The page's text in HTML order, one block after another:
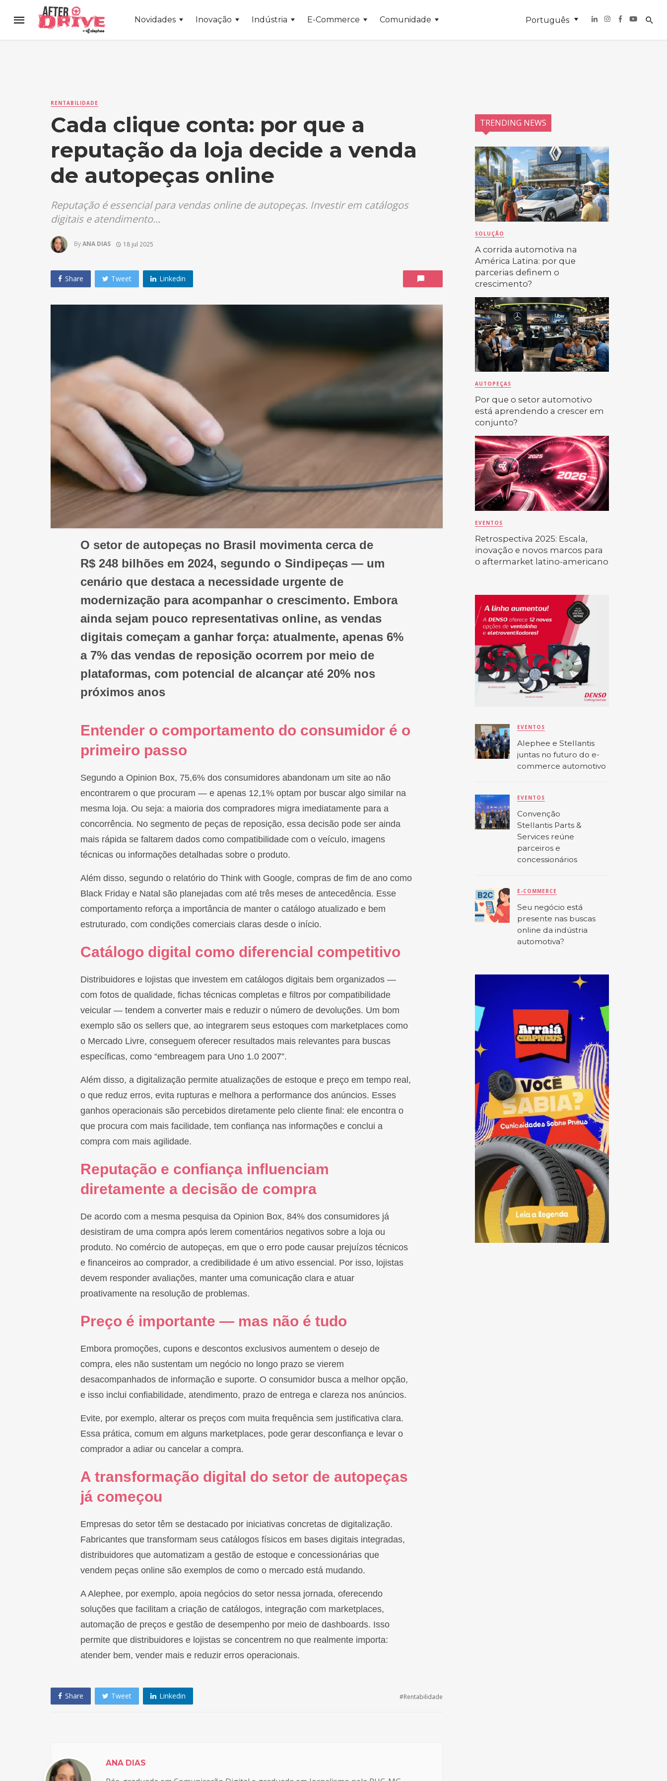
Novidades Inovação Indústria E-Commerce Comunidade Português
RENTABILIDADE
Cada clique conta: por que a
reputação da loja decide a venda
de autopeças online
Reputação é essencial para vendas online de autopeças. Investir em catálogos
digitais e atendimento...
ByANA DIAS 18 jul 2025
Share Tweet Linkedin
O setor de autopeças no Brasil movimenta cerca de
R$ 248 bilhões em 2024, segundo o Sindipeças — um
cenário que destaca a necessidade urgente de
modernização para acompanhar o crescimento. Embora
ainda sejam pouco representativas online, as vendas
digitais começam a ganhar força: atualmente, apenas 6%
a 7% das vendas de reposição ocorrem por meio de
plataformas, com potencial de alcançar até 20% nos
próximos anos
Entender o comportamento do consumidor é o
primeiro passo
Segundo a Opinion Box, 75,6% dos consumidores abandonam um site ao não
encontrarem o que procuram — e apenas 12,1% optam por buscar algo similar na
mesma loja. Ou seja: a maioria dos compradores migra imediatamente para a
concorrência. No segmento de peças de reposição, essa decisão pode ser ainda
mais rápida se faltarem dados como compatibilidade com o veículo, imagens
técnicas ou informações detalhadas sobre o produto.
Além disso, segundo o relatório do Think with Google, compras de fim de ano como
Black Friday e Natal são planejadas com até três meses de antecedência. Esse
comportamento reforça a importância de manter o catálogo atualizado e bem
estruturado, com condições comerciais claras desde o início.
Catálogo digital como diferencial competitivo
Distribuidores e lojistas que investem em catálogos digitais bem organizados —
com fotos de qualidade, fichas técnicas completas e filtros por compatibilidade
veicular — tendem a converter mais e reduzir o número de devoluções. Um bom
exemplo são os sellers que, ao integrarem seus estoques com marketplaces como
o Mercado Livre, conseguem oferecer resultados mais relevantes para buscas
específicas, como “embreagem para Uno 1.0 2007”.
Além disso, a digitalização permite atualizações de estoque e preço em tempo real,
o que reduz erros, evita rupturas e melhora a performance dos anúncios. Esses
ganhos operacionais são percebidos diretamente pelo cliente final: ele encontra o
que procura com mais facilidade, tem confiança nas informações e conclui a
compra com mais agilidade.
Reputação e confiança influenciam
diretamente a decisão de compra
De acordo com a mesma pesquisa da Opinion Box, 84% dos consumidores já
desistiram de uma compra após lerem comentários negativos sobre a loja ou
produto. No comércio de autopeças, em que o erro pode causar prejuízos técnicos
e financeiros ao comprador, a credibilidade é um ativo essencial. Por isso, lojistas
devem responder avaliações, manter uma comunicação clara e atuar
proativamente na resolução de problemas.
Preço é importante — mas não é tudo
Embora promoções, cupons e descontos exclusivos aumentem o desejo de
compra, eles não sustentam um negócio no longo prazo se vierem
desacompanhados de informação e suporte. O consumidor busca a melhor opção,
e isso inclui confiabilidade, atendimento, prazo de entrega e clareza nos anúncios.
Evite, por exemplo, alterar os preços com muita frequência sem justificativa clara.
Essa prática, comum em alguns marketplaces, pode gerar desconfiança e levar o
comprador a adiar ou cancelar a compra.
A transformação digital do setor de autopeças
já começou
Empresas do setor têm se destacado por iniciativas concretas de digitalização.
Fabricantes que transformam seus catálogos físicos em bases digitais integradas,
distribuidores que automatizam a gestão de estoque e concessionárias que
vendem peças online são exemplos de como o mercado está mudando.
A Alephee, por exemplo, apoia negócios do setor nessa jornada, oferecendo
soluções que facilitam a criação de catálogos, integração com marketplaces,
automação de preços e gestão de desempenho por meio de dashboards. Isso
permite que distribuidores e lojistas se concentrem no que realmente importa:
atender bem, vender mais e reduzir erros operacionais.
Share Tweet Linkedin Rentabilidade
ANA DIAS
TRENDING NEWS
SOLUÇÃO
A corrida automotiva na
América Latina: por que
parcerias definem o
crescimento?
AUTOPEÇAS
Por que o setor automotivo
está aprendendo a crescer em
conjunto?
EVENTOS
Retrospectiva 2025: Escala,
inovação e novos marcos para
o aftermarket latino-americano
EVENTOS
Alephee e Stellantis
juntas no futuro do e-
commerce automotivo
EVENTOS
Convenção
Stellantis Parts &
Services reúne
parceiros e
concessionários
E-COMMERCE
Seu negócio está
presente nas buscas
online da indústria
automotiva?